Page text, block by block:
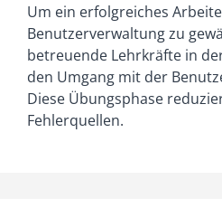
Um ein erfolgreiches
Benutzerverwaltung zu
betreuende Lehrkräfte in
den Umgang mit der
Diese Übungsphase
Fehlerquellen.